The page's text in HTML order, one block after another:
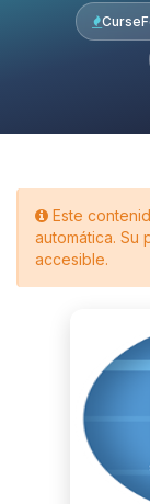
Este
automática. Su
accesible.